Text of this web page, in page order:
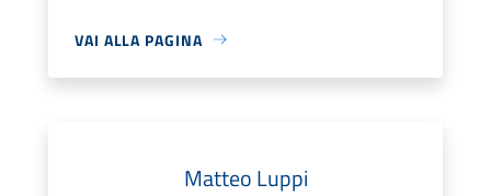
VAI ALLA PAGINA
Matteo Luppi